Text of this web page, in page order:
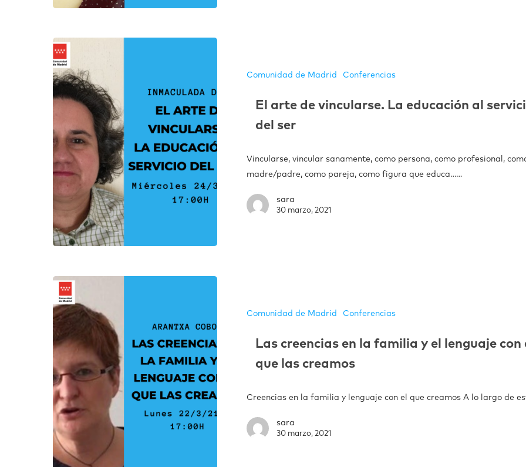
Comunidad de Madrid Conferencias
El arte de vincularse. La educación al
del ser
Vincularse, vincular sanamente, como persona, como profesional,
madre/padre, como pareja, como figura que educa……
sara
30 marzo, 2021
Comunidad de Madrid Conferencias
Las creencias en la familia y el lenguaje con
que las creamos
Creencias en la familia y lenguaje con el que creamos A lo largo de
sara
30 marzo, 2021